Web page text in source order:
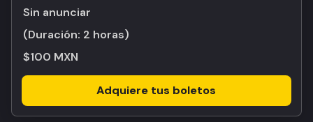
Sin anunciar
(Duración: 2 horas)
$100 MXN
Adquiere tus boletos